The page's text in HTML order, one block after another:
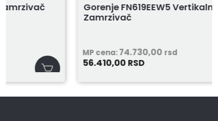
Gorenje FN619EEW5 Vertikalni
74.730,00rsd
56.410,00